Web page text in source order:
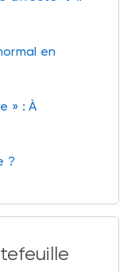
en
» : À
?